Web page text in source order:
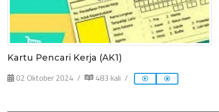
Kartu Pencari Kerja (AK1)
02 Oktober 2024 483 kali